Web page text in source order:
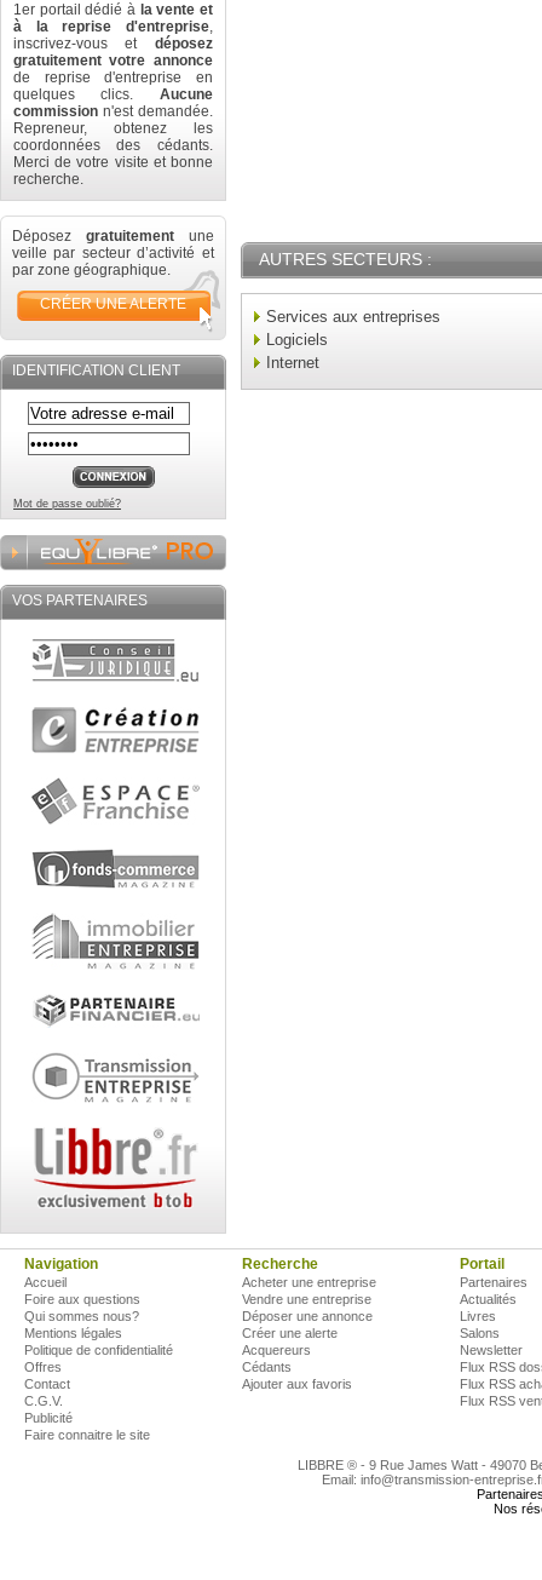
1er portail dédié à la vente et
à la reprise d'entreprise,
inscrivez-vous et déposez
gratuitement votre annonce
de reprise d'entreprise en
quelques clics. Aucune
commission n'est demandée.
Repreneur, obtenez les
coordonnées des cédants.
Merci de votre visite et bonne
recherche.
Déposez gratuitement une
veille par secteur d’activité et
par zone géographique.
CRÉER UNE ALERTE
IDENTIFICATION CLIENT
Mot de passe oublié?
VOS PARTENAIRES
AUTRES SECTEURS :
Services aux entreprises
Logiciels
Internet
Navigation
Accueil
Foire aux questions
Qui sommes nous?
Mentions légales
Politique de confidentialité
Offres
Contact
C.G.V.
Publicité
Faire connaitre le site
Recherche
Acheter une entreprise
Vendre une entreprise
Déposer une annonce
Créer une alerte
Acquereurs
Cédants
Ajouter aux favoris
Portail
Partenaires
Actualités
Livres
Salons
Newsletter
Flux RSS
Flux RSS
Flux RSS
LIBBRE ® - 9 Rue James Watt - 49070
Email: info@transmission-
Nos